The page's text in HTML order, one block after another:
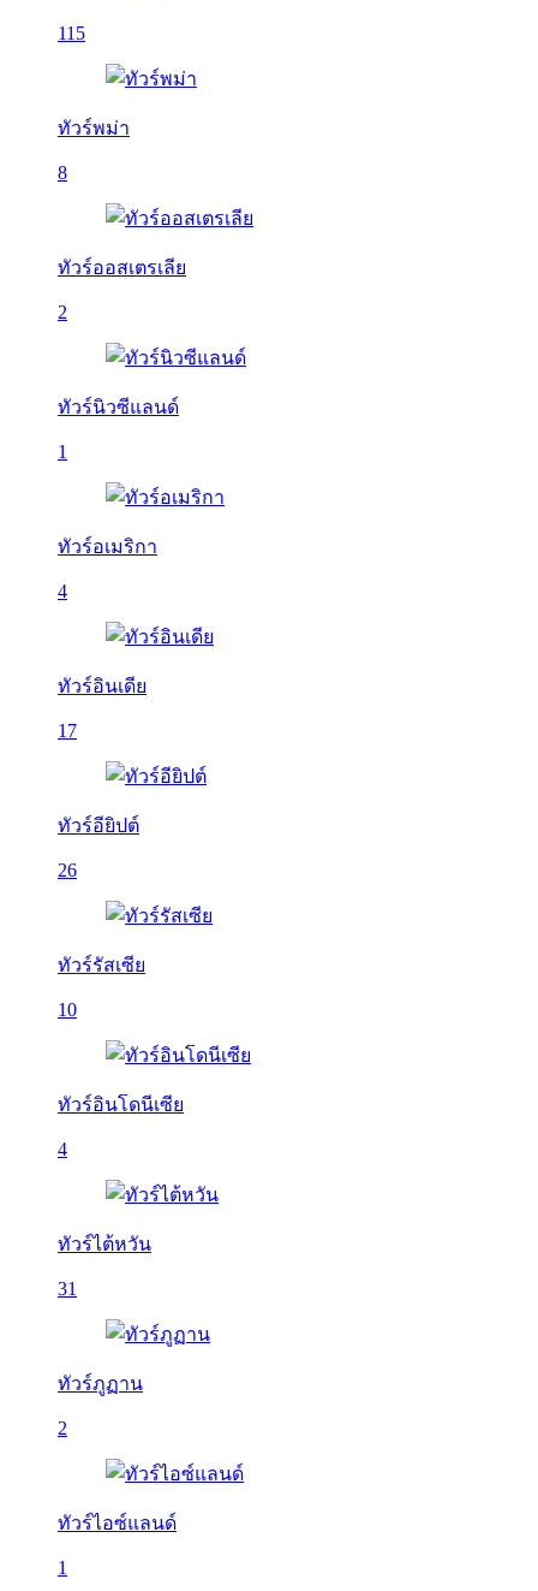
115
ทัวร์พม่า
8
ทัวร์ออสเตรเลีย
2
ทัวร์นิวซีแลนด์
1
ทัวร์อเมริกา
4
ทัวร์อินเดีย
17
ทัวร์อียิปต์
26
ทัวร์รัสเซีย
10
ทัวร์อินโดนีเซีย
4
ทัวร์ไต้หวัน
31
ทัวร์ภูฏาน
2
ทัวร์ไอซ์แลนด์
1